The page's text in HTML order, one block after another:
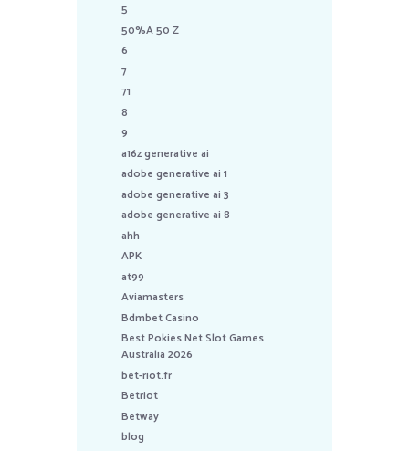
5
50%A 50 Z
6
7
71
8
9
a16z generative ai
adobe generative ai 1
adobe generative ai 3
adobe generative ai 8
ahh
APK
at99
Aviamasters
Bdmbet Casino
Best Pokies Net Slot Games
Australia 2026
bet-riot.fr
Betriot
Betway
blog